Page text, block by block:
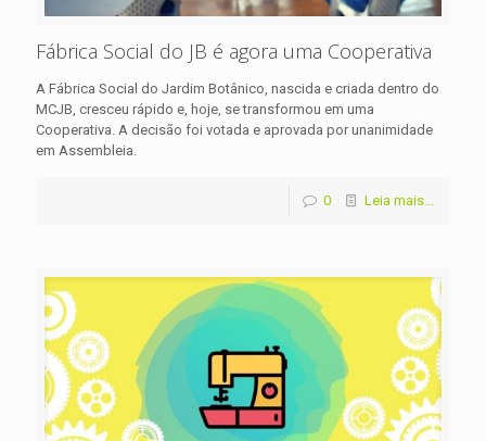
Fábrica Social do JB é agora uma Cooperativa
A Fábrica Social do Jardim Botânico, nascida e criada dentro do
MCJB, cresceu rápido e, hoje, se transformou em uma
Cooperativa. A decisão foi votada e aprovada por unanimidade
em Assembleia.
0 Leia mais...